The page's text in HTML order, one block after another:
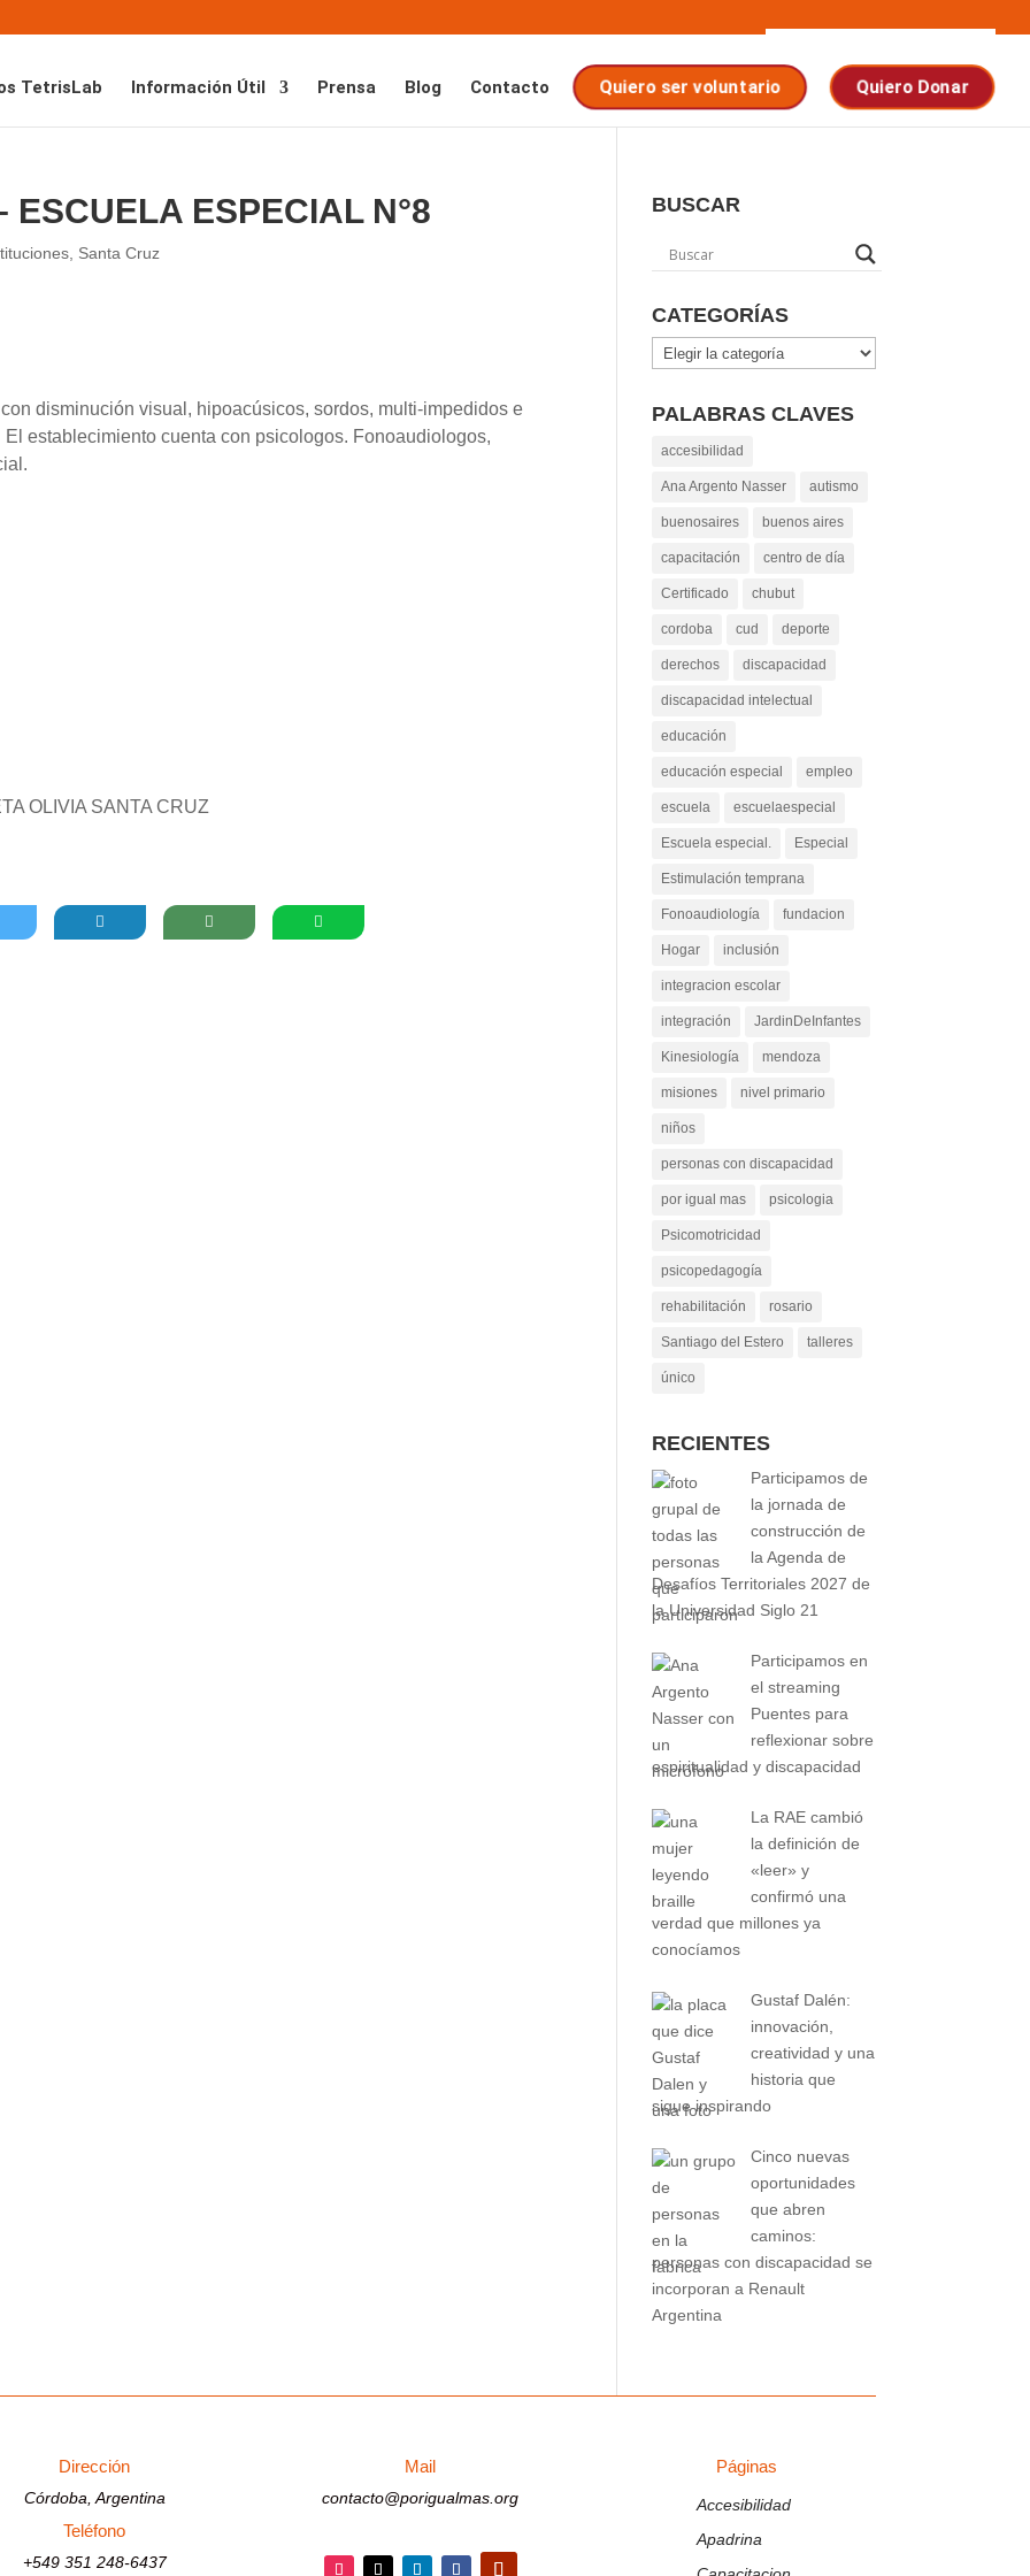
TetrisLab Información Útil Prensa Blog Contacto Quiero ser voluntario Quiero Donar
ESCUELA ESPECIAL N°8
Santa Cruz
disminución visual, hipoacúsicos, sordos, multi-impedidos e
establecimiento cuenta con psicologos. Fonoaudiologos,
OLIVIA SANTA CRUZ
BUSCAR
CATEGORÍAS
Categorías
PALABRAS CLAVES
accesibilidad
Ana Argento Nasser autismo
buenosaires buenos aires
capacitación centro de día
Certificado chubut
cordoba cud deporte
derechos discapacidad
discapacidad intelectual
educación
educación especial empleo
escuela escuelaespecial
Escuela especial. Especial
Estimulación temprana
Fonoaudiología fundacion
Hogar inclusión
integracion escolar
integración JardinDeInfantes
Kinesiología mendoza
misiones nivel primario
niños
personas con discapacidad
por igual mas psicologia
Psicomotricidad
psicopedagogía
rehabilitación rosario
Santiago del Estero talleres
único
RECIENTES
Participamos de
la jornada de
construcción de
la Agenda de
Desafíos Territoriales 2027 de
la Universidad Siglo 21
Participamos en
el streaming
Puentes para
reflexionar sobre
espiritualidad y discapacidad
La RAE cambió
la definición de
«leer» y
confirmó una
verdad que millones ya
conocíamos
Gustaf Dalén:
innovación,
creatividad y una
historia que
sigue inspirando
Cinco nuevas
oportunidades
que abren
caminos:
personas con discapacidad se
incorporan a Renault
Argentina
Dirección
Córdoba, Argentina
Teléfono
+549 351 248-6437
Mail
contacto@porigualmas.org
Páginas
Accesibilidad
Apadrina